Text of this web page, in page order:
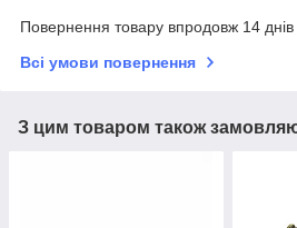
Повернення товару впродовж 14
Всі умови повернення
З цим товаром також